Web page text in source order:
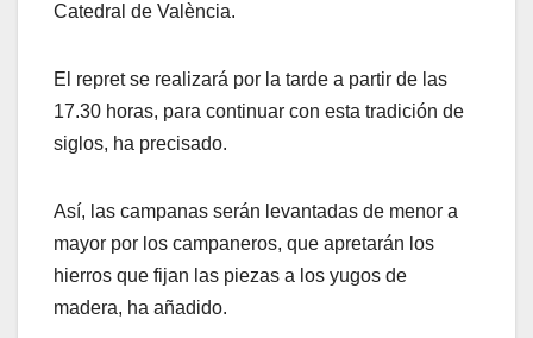
Catedral de València.
El repret se realizará por la tarde a partir de las
17.30 horas, para continuar con esta tradición de
siglos, ha precisado.
Así, las campanas serán levantadas de menor a
mayor por los campaneros, que apretarán los
hierros que fijan las piezas a los yugos de
madera, ha añadido.